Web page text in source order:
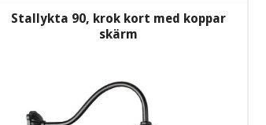
Stallykta 90, krok kort med koppar
skärm